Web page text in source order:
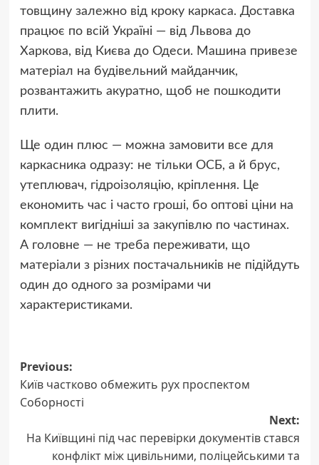
товщину залежно від кроку каркаса. Доставка
працює по всій Україні — від Львова до
Харкова, від Києва до Одеси. Машина привезе
матеріал на будівельний майданчик,
розвантажить акуратно, щоб не пошкодити
плити.
Ще один плюс — можна замовити все для
каркасника одразу: не тільки ОСБ, а й брус,
утеплювач, гідроізоляцію, кріплення. Це
економить час і часто гроші, бо оптові ціни на
комплект вигідніші за закупівлю по частинах.
А головне — не треба переживати, що
матеріали з різних постачальників не підійдуть
один до одного за розмірами чи
характеристиками.
Post
navigation
Previous:
Київ частково обмежить рух проспектом
Соборності
Next:
На Київщині під час перевірки документів стався
конфлікт між цивільними, поліцейськими та